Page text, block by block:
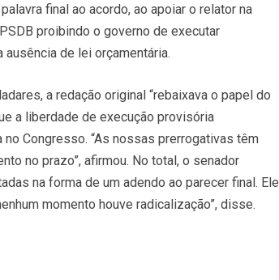
final ao acordo, ao apoiar o relator na
proibindo o governo de executar
de lei orçamentária.
a redação original “rebaixava o papel do
a liberdade de execução provisória
Congresso. “As nossas prerrogativas têm
no prazo”, afirmou. No total, o senador
na forma de um adendo ao parecer final. Ele
momento houve radicalização”, disse.